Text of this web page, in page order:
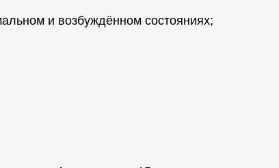
и возбуждённом состояниях;